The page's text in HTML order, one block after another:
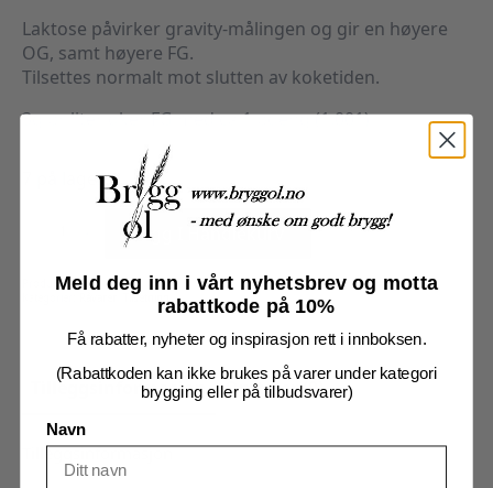
Laktose påvirker gravity-målingen og gir en høyere
OG, samt høyere FG.
Tilsettes normalt mot slutten av koketiden.
3g pr liter øker FG med ca 1 poeng (1.001)
7 på lager
Legg I Handlekurv
Produktnummer:59411
Tilsetning
Tilleggsinformasjon Omtaler (0)
Tilleggsinformasjon
Meld deg inn i vårt nyhetsbrev og motta
rabattkode på 10%
Få rabatter, nyheter og inspirasjon rett i innboksen.
(Rabattkoden kan ikke brukes på varer under kategori
brygging eller på tilbudsvarer)
Navn